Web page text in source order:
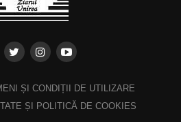
ȘI CONDIȚII DE UTILIZARE
ȘI POLITICĂ DE COOKIES